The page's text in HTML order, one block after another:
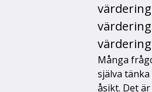
Många
själva
åsikt. Det